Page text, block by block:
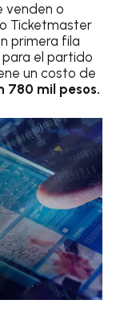
venden o
Ticketmaster
primera fila
para el partido
un costo de
780 mil pesos.